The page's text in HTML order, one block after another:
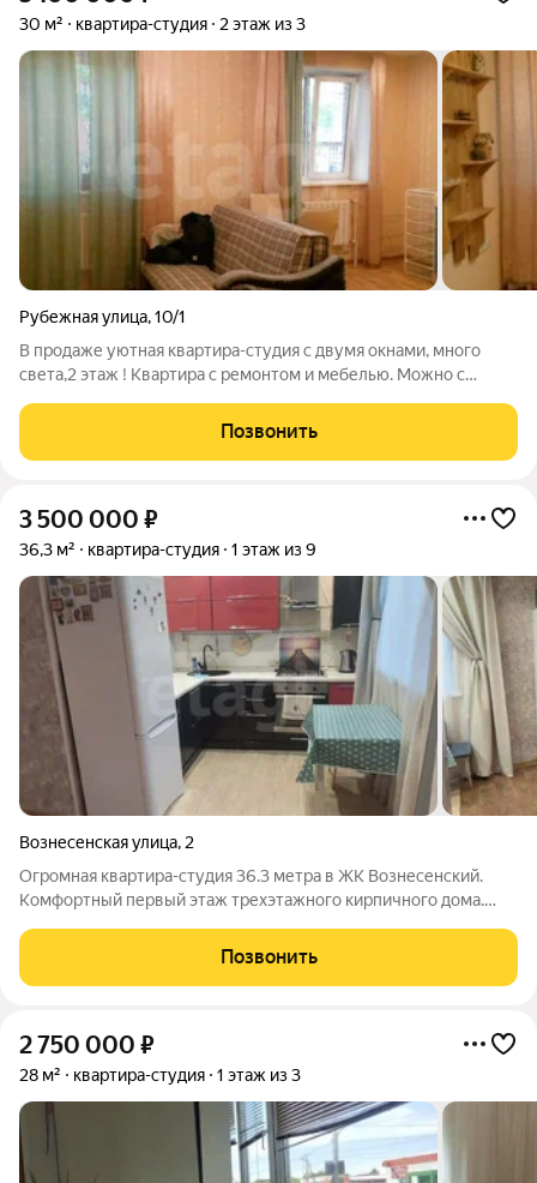
30 м² квартира-студия 2 этаж из 3
Рубежная улица,10/1
В продаже уютная квартира-студия с двумя окнами, много
света,2 этаж ! Квартира с ремонтом и мебелью. Можно с
гарантирован! Оформлена как квартира, земельный участок в
общей долевой собственности! В
Позвонить
3 500 000 ₽
36,3 м² квартира-студия 1 этаж из 9
Вознесенская улица, 2
Огромная квартира-студия 36.3 метра в ЖК Вознесенский.
Комфортный первый этаж трехэтажного кирпичного дома.
Высота потолков 2.8 метра. Из мебели ocтaётся кухня c плитой
и дуxовым шкaфом,
Позвонить
2 750 000 ₽
28 м² квартира-студия 1 этаж из 3